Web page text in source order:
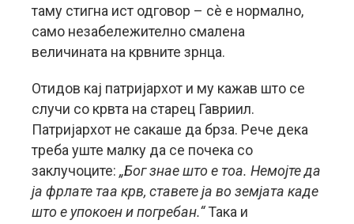
таму стигна ист одговор – сѐ е нормално,
само незабележително смалена
величината на крвните зрнца.
Отидов кај патријархот и му кажав што се
случи со крвта на старец Гавриил.
Патријархот не сакаше да брза. Рече дека
треба уште малку да се почека со
заклучоците: „Бог знае што е тоа. Немојте да
ја фрлате таа крв, ставете ја во земјата каде
што е упокоен и погребан.“Така и